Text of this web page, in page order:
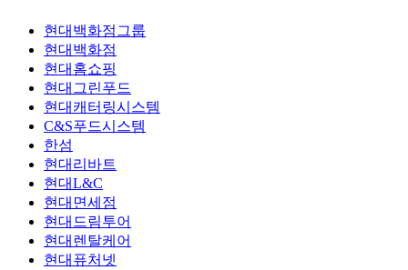
현대백화점그룹
현대백화점
현대홈쇼핑
현대그린푸드
현대캐터링시스템
C&S푸드시스템
한섬
현대리바트
현대L&C
현대면세점
현대드림투어
현대렌탈케어
현대퓨처넷